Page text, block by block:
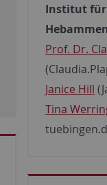
Institut für
Prof. Dr.
Janice Hill
Tina